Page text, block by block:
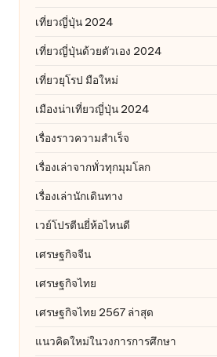
เที่ยวญี่ปุ่น 2024
เที่ยวญี่ปุ่นด้วยตัวเอง 2024
เที่ยวยุโรป มือใหม่
เมืองน่าเที่ยวญี่ปุ่น 2024
เรื่องราวความสำเร็จ
เรื่องเล่าจากทั่วทุกมุมโลก
เรื่องเล่านักเดินทาง
เวย์โปรตีนยี่ห้อไหนดี
เศรษฐกิจจีน
เศรษฐกิจไทย
เศรษฐกิจไทย 2567 ล่าสุด
แนวคิดใหม่ในวงการการศึกษา